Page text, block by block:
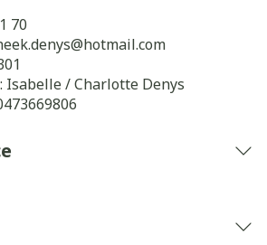
70
hotmail.com
Isabelle / Charlotte Denys